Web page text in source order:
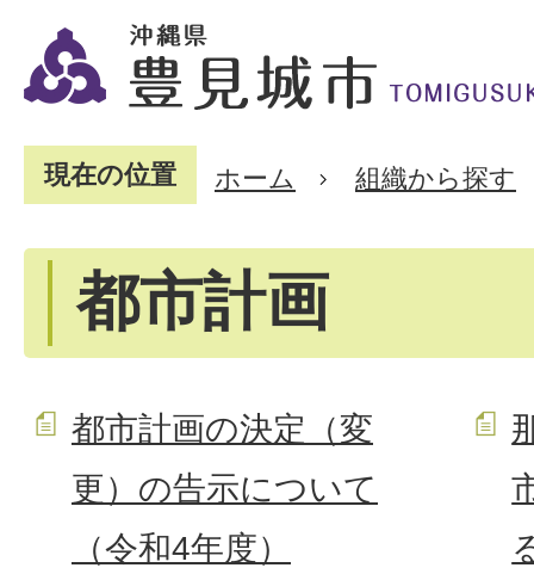
現在の位置 ホーム 組織から探す
都市計画
都市計画の決定（変
更）の告示について
（令和4年度）